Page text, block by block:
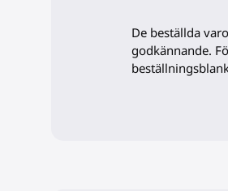
De beställda
godkännande.